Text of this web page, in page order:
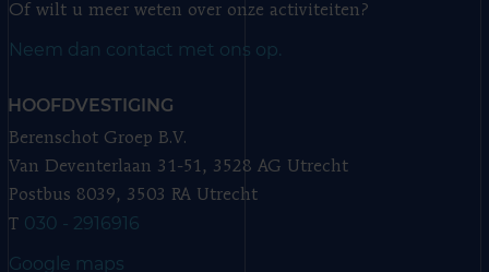
Of wilt u meer weten over onze activiteiten?
Neem dan contact met ons op.
HOOFDVESTIGING
Berenschot Groep B.V.
Van Deventerlaan 31-51, 3528 AG Utrecht
Postbus 8039, 3503 RA Utrecht
T 030 - 2916916
Google maps